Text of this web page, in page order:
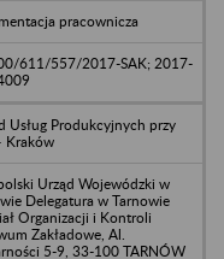
pracownicza
611/557/2017-SAK; 2017-
Usług Produkcyjnych przy
Kraków
Urząd Wojewódzki w
Delegatura w Tarnowie
Organizacji i Kontroli
Zakładowe, Al.
5-9, 33-100 TARNÓW